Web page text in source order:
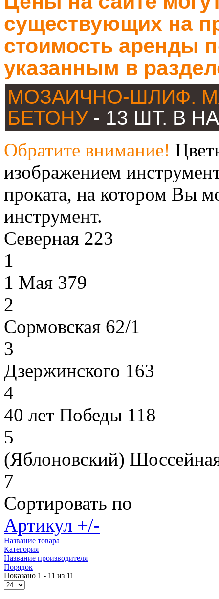
существующих на
стоимость аренды
указанным в
МОЗАИЧНО-ШЛИФ.
БЕТОНУ - 13 ШТ. В
Обратите внимание!
изображением
проката, на котором Вы
инструмент.
Северная 223
1
1 Мая 379
2
Сормовская 62/1
3
Дзержинского 163
4
40 лет Победы 118
5
(Яблоновский)
7
Сортировать по
Артикул +/-
Название товара
Категория
Название производителя
Порядок
Показано 1 - 11 из 11